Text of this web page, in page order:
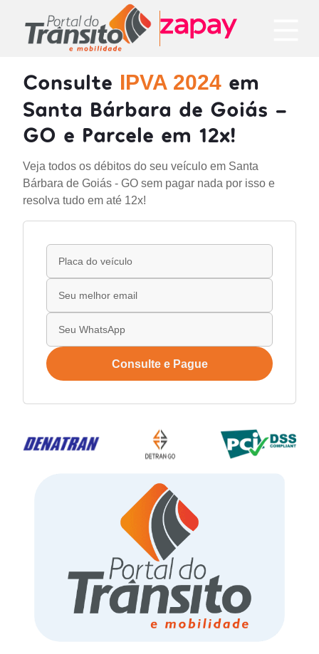
Consulte IPVA 2024 em
Santa Bárbara de Goiás -
GO e Parcele em 12x!
Veja todos os débitos do seu veículo em Santa
Bárbara de Goiás - GO sem pagar nada por isso e
resolva tudo em até 12x!
Consulte e Pague